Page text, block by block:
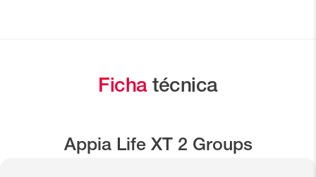
Fichatécnica
Appia Life XT 2 Groups